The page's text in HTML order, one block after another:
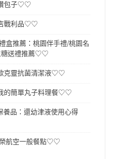
包子♡♡
戰利品♡♡
推薦：桃園伴手禮/桃園名
糖送禮推薦♡♡
克靈抗菌清潔液♡♡
的簡單丸子料理餐♡♡
品：還幼津液使用心得
航空一般餐點♡♡